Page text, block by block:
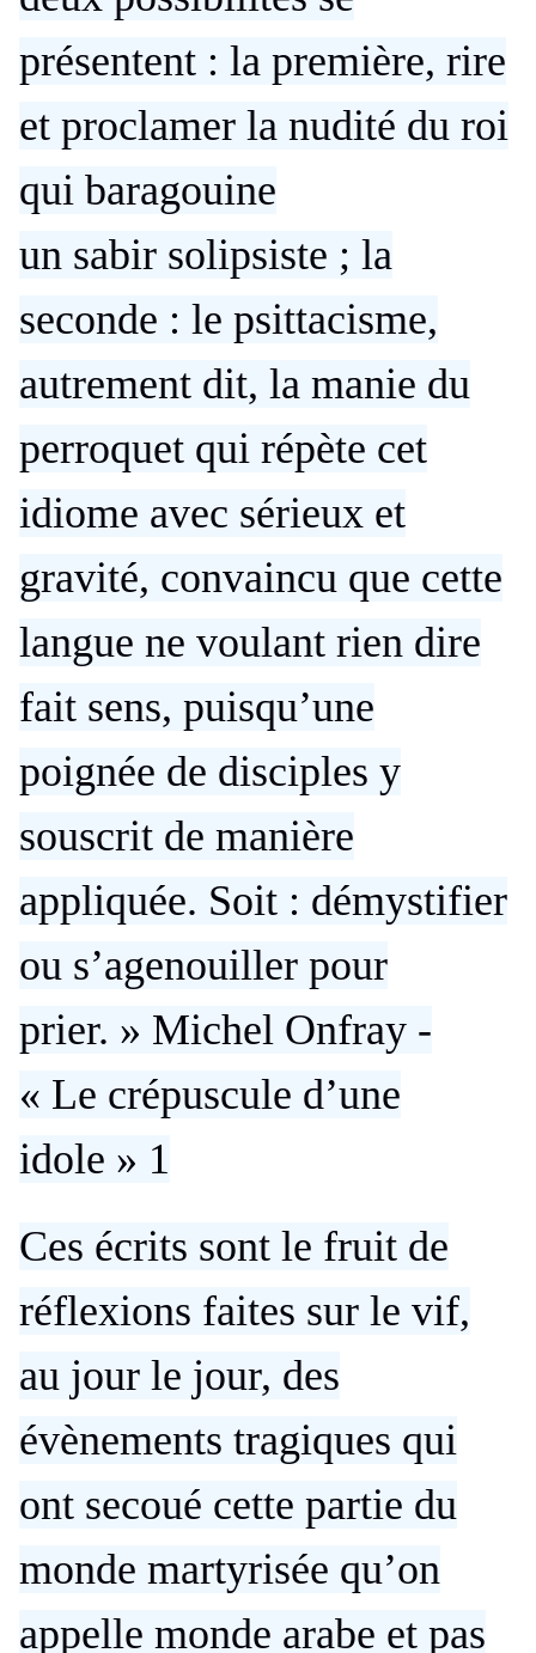
présentent : la première, rire
et proclamer la nudité du roi
qui baragouine
un sabir solipsiste ; la
seconde : le psittacisme,
autrement dit, la manie du
perroquet qui répète cet
idiome avec sérieux et
gravité, convaincu que cette
langue ne voulant rien dire
fait sens, puisqu’une
poignée de disciples y
souscrit de manière
appliquée. Soit : démystifier
ou s’agenouiller pour
prier. » Michel Onfray -
« Le crépuscule d’une
idole » 1
Ces écrits sont le fruit de
réflexions faites sur le vif,
au jour le jour, des
évènements tragiques qui
ont secoué cette partie du
monde martyrisée qu’on
appelle monde arabe et pas